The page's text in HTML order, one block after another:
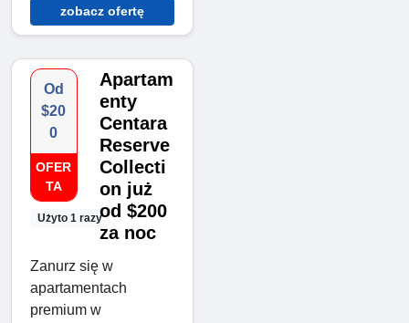
zobacz ofertę
Od
$20
0
OFER
TA
Użyto 1 razy
Apartam
enty
Centara
Reserve
Collecti
on już
od $200
za noc
Zanurz się w
apartamentach
premium w